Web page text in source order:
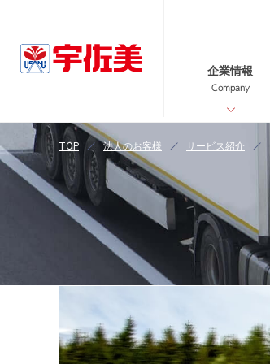
企業情報
Company
TOP 法人のお客様 サービス紹介